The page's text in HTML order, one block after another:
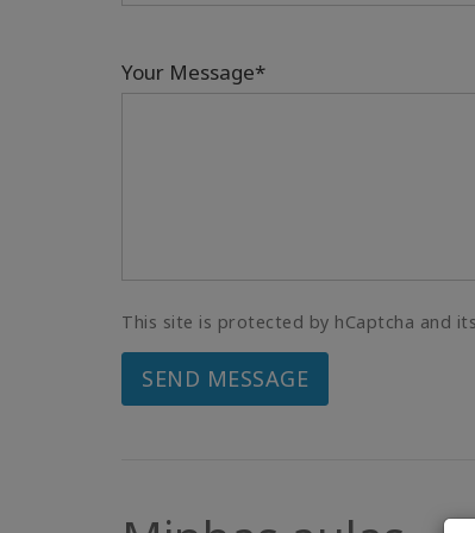
Your Message*
This site is protected by hCaptcha and
SEND MESSAGE